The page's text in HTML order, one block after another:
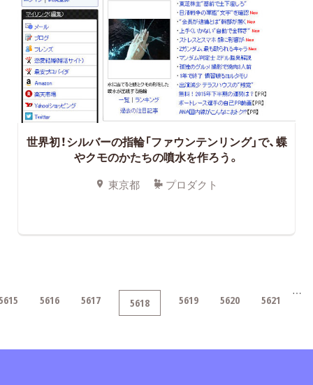
世界初！シルバーの指輪「ファウンテンリング」で、蝶
やクモのかたちの噴水を作ろう。
東京都 プロダクト
5616 5617 5618 5619 5620 5621 …